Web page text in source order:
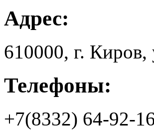
Адрес:
610000, г.
Телефоны:
+7(8332) 64-92-